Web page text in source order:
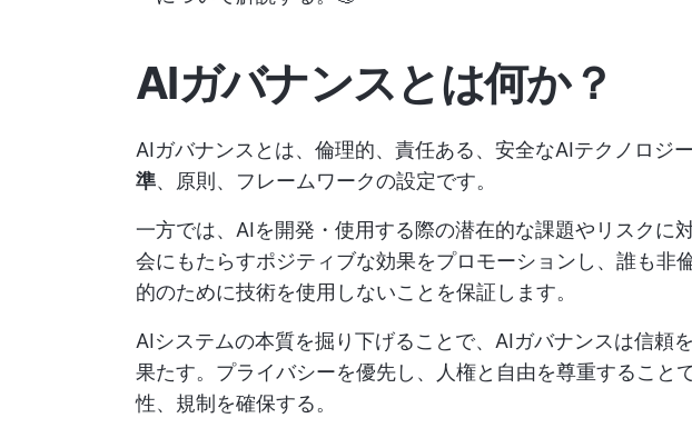
AIガバナンスとは何か？
AIガバナンスとは、倫理的、責任ある、安全なAIテクノロジ
準、原則、フレームワークの設定です。
一方では、AIを開発・使用する際の潜在的な課題やリスクに
会にもたらすポジティブな効果をプロモーションし、誰も非
的のために技術を使用しないことを保証します。
AIシステムの本質を掘り下げることで、AIガバナンスは信頼
果たす。プライバシーを優先し、人権と自由を尊重すること
性、規制を確保する。